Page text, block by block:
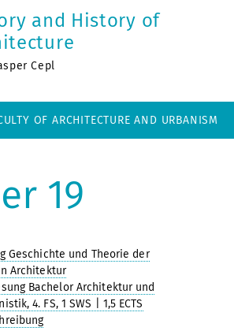
and History of
Cepl
OF ARCHITECTURE AND URBANISM
19
Geschichte und Theorie der
Architektur
Bachelor Architektur und
4. FS, 1 SWS | 1,5 ECTS